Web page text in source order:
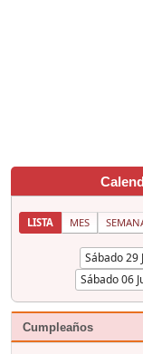
LISTA MES
Cumpleaños